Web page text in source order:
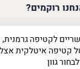
רוקמים?
לקטיפה
קטיפה איטלקית
גוון